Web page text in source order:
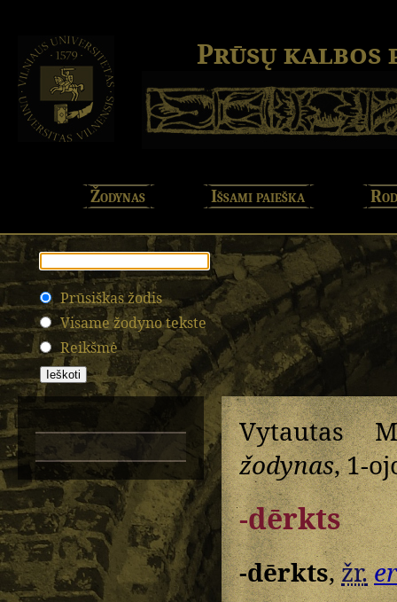
Prūsų kalbos
Žodynas Išsami paieška
Prūsiškas žodis
Visame žodyno tekste
Reikšmė
Vytautas
žodynas, 1-
-dērkts
-dērkts,žr.